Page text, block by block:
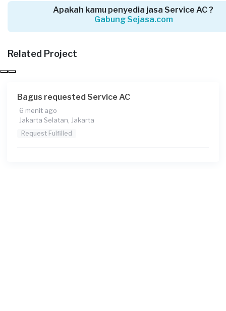
Sekitar satu jam yang lalu
Jakarta Selatan, Jakarta
Suli requested Service AC
Sekitar satu jam yang lalu
Apakah kamu penyedia jasa Service AC ?
Gabung Sejasa.com
Related Project
Bagus requested Service AC
6 menit ago
Jakarta Selatan, Jakarta
Request Fulfilled